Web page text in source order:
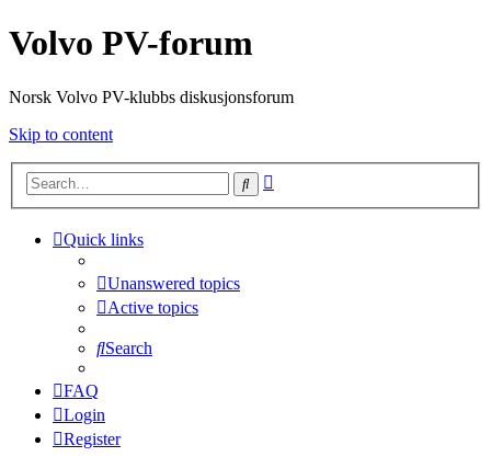
Volvo PV-forum
Norsk Volvo PV-klubbs diskusjonsforum
Skip to content
Search
Quick links
Unanswered topics
Active topics
Search
FAQ
Login
Register